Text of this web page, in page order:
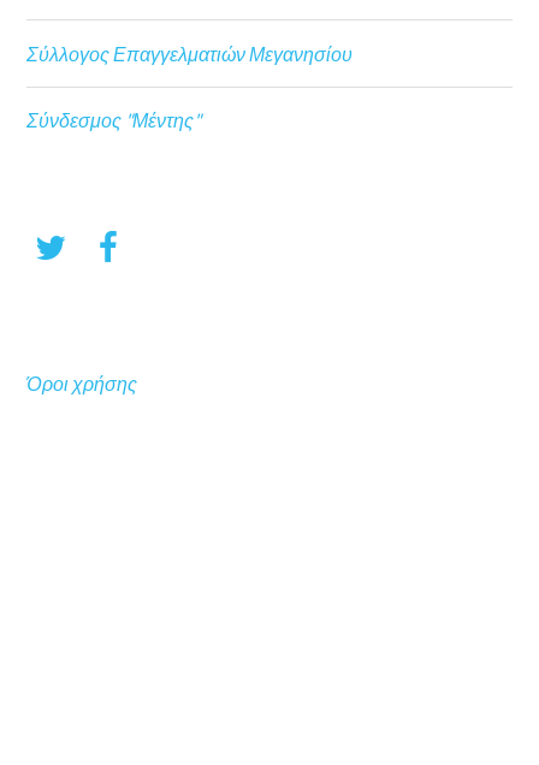
Σύλλογος Επαγγελματιών Μεγανησίου
Σύνδεσμος "Μέντης"
Όροι χρήσης